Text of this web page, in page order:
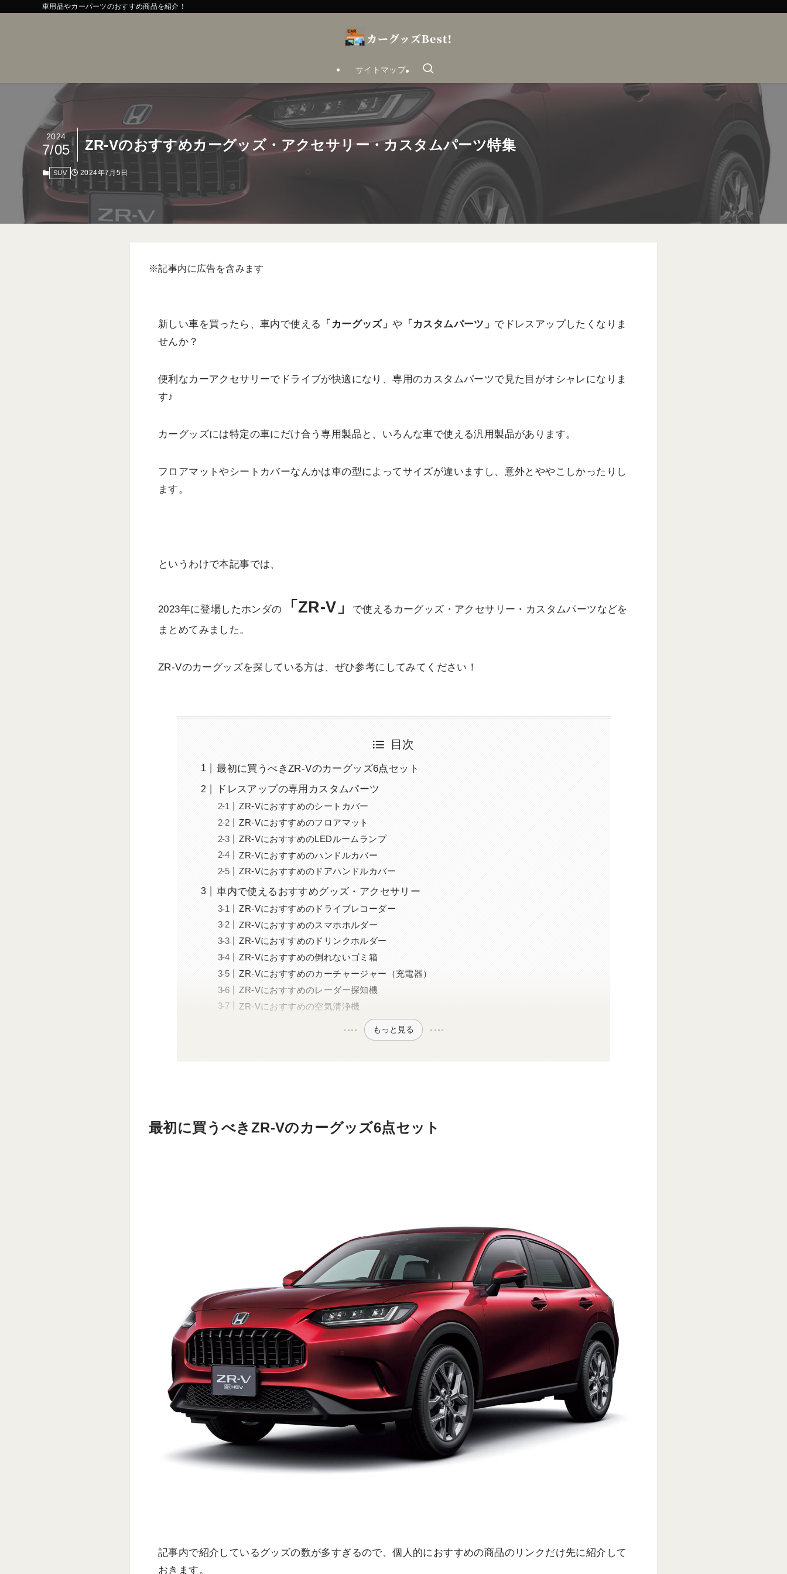
車用品やカーパーツのおすすめ商品を紹介！
サイトマップ
ZR-Vのおすすめカーグッズ・アクセサリー・カスタムパーツ特集
2024
7/05
SUV 2024年7月5日
※記事内に広告を含みます
新しい車を買ったら、車内で使える 「カーグッズ」や 「カスタムパーツ」 でドレスアップしたくなりま
せんか？
便利なカーアクセサリーでドライブが快適になり、専用のカスタムパーツで見た目がオシャレになりま
す♪
カーグッズには特定の車にだけ合う専用製品と、いろんな車で使える汎用製品があります。
フロアマットやシートカバーなんかは車の型によってサイズが違いますし、意外とややこしかったりし
ます。
というわけで本記事では、
2023年に登場したホンダの 「ZR-V」
で使えるカーグッズ・アクセサリー・カスタムパーツなどを
まとめてみました。
ZR-Vのカーグッズを探している方は、ぜひ参考にしてみてください！
目次
最初に買うべきZR-Vのカーグッズ6点セット
ドレスアップの専用カスタムパーツ
ZR-Vにおすすめのシートカバー
ZR-Vにおすすめのフロアマット
ZR-VにおすすめのLEDルームランプ
ZR-Vにおすすめのハンドルカバー
ZR-Vにおすすめのドアハンドルカバー
車内で使えるおすすめグッズ・アクセサリー
ZR-Vにおすすめのドライブレコーダー
ZR-Vにおすすめのスマホホルダー
ZR-Vにおすすめのドリンクホルダー
ZR-Vにおすすめの倒れないゴミ箱
ZR-Vにおすすめのカーチャージャー（充電器）
ZR-Vにおすすめのレーダー探知機
ZR-Vにおすすめの空気清浄機
もっと見る
最初に買うべきZR-Vのカーグッズ6点セット
記事内で紹介しているグッズの数が多すぎるので、個人的におすすめの商品のリンクだけ先に紹介して
おきます。